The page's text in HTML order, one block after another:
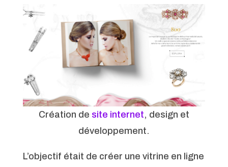
Création de site internet, design et
développement.
L’objectif était de créer une vitrine en ligne